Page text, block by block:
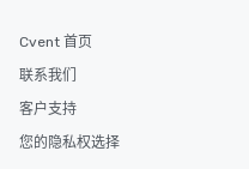
Cvent 首页
联系我们
客户支持
您的隐私权选择